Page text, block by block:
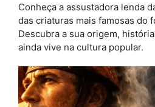
Conheça a assustadora lenda
das criaturas mais famosas do
Descubra a sua origem,
ainda vive na cultura popular.